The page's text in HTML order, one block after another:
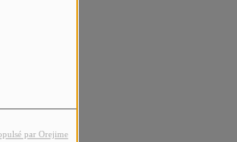
par Orejime